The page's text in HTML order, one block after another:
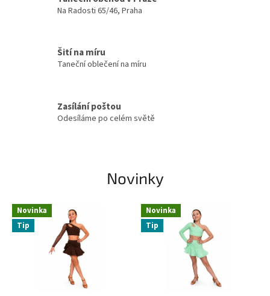
Na Radosti 65/46, Praha
Šití na míru
Taneční oblečení na míru
Zasílání poštou
Odesíláme po celém světě
Novinky
Novinka
Tip
Novinka
Tip